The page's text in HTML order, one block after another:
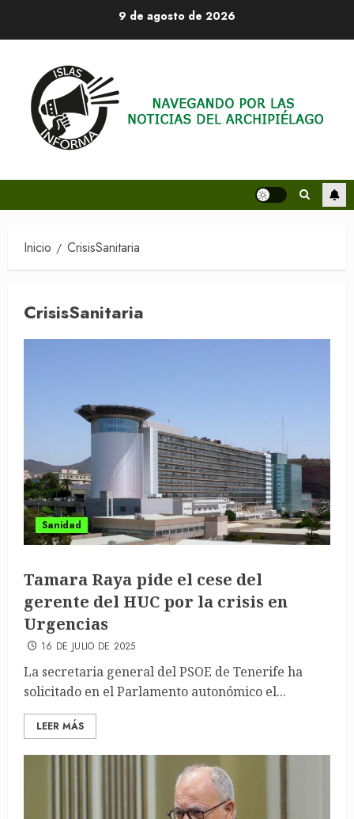
9 de agosto de 2026
Inicio CrisisSanitaria
CrisisSanitaria
Sanidad
Tamara Raya pide el cese del
gerente del HUC por la crisis en
Urgencias
16 DE JULIO DE 2025
La secretaria general del PSOE de Tenerife ha
solicitado en el Parlamento autonómico el...
LEER MÁS